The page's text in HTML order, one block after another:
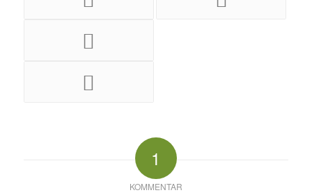
1
KOMMENTAR